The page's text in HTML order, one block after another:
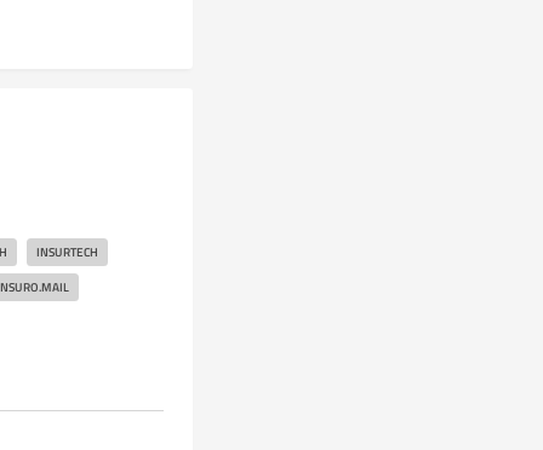
INSURTECH